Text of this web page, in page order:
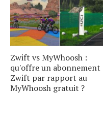
Zwift vs MyWhoosh :
qu'offre un abonnement
Zwift par rapport au
MyWhoosh gratuit ?